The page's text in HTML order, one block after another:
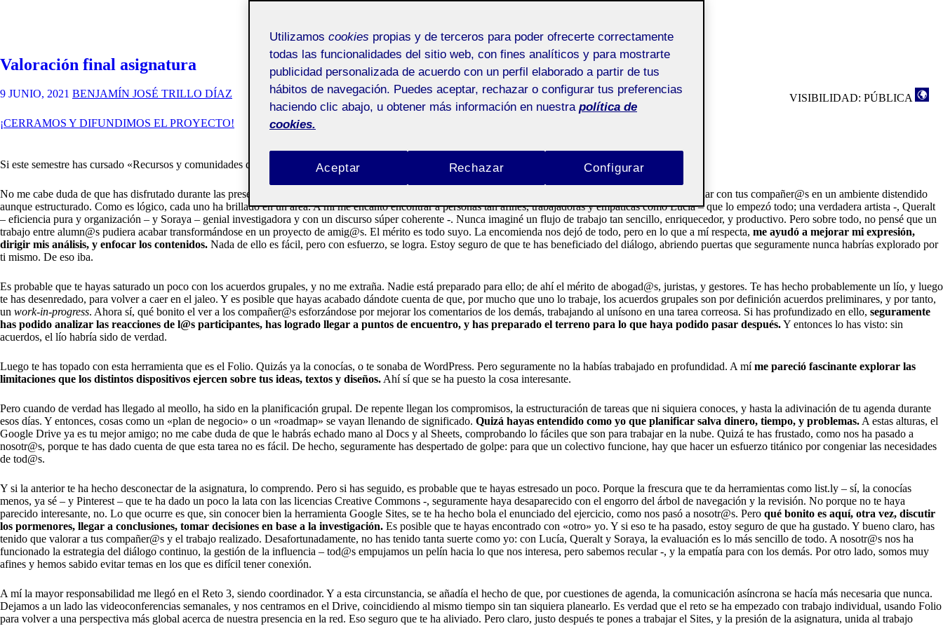
Valoración final asignatura
9 JUNIO, 2021 BENJAMÍN JOSÉ TRILLO DÍAZ VISIBILIDAD: PÚBLICA
¡CERRAMOS Y DIFUNDIMOS EL PROYECTO!
Si este semestre has cursado «Recursos y comunidades digitales» como yo, estoy seguro de que has pasado por muchas emociones diferentes.
No me cabe duda de que has disfrutado durante las presentaciones, el debate y la creación de grupos. Al fin y al cabo, se te pedía ser tú, y simplemente interactuar con tus compañer@s en un ambiente distendido
aunque estructurado. Como es lógico, cada uno ha brillado en un área. A mí me encantó encontrar a personas tan afines, trabajadoras y empáticas como Lucía – que lo empezó todo; una verdadera artista -, Queralt
– eficiencia pura y organización – y Soraya – genial investigadora y con un discurso súper coherente -. Nunca imaginé un flujo de trabajo tan sencillo, enriquecedor, y productivo. Pero sobre todo, no pensé que un
trabajo entre alumn@s pudiera acabar transformándose en un proyecto de amig@s. El mérito es todo suyo. La encomienda nos dejó de todo, pero en lo que a mí respecta, me ayudó a mejorar mi expresión,
dirigir mis análisis, y enfocar los contenidos. Nada de ello es fácil, pero con esfuerzo, se logra. Estoy seguro de que te has beneficiado del diálogo, abriendo puertas que seguramente nunca habrías explorado por
ti mismo. De eso iba.
Es probable que te hayas saturado un poco con los acuerdos grupales, y no me extraña. Nadie está preparado para ello; de ahí el mérito de abogad@s, juristas, y gestores. Te has hecho probablemente un lío, y luego
te has desenredado, para volver a caer en el jaleo. Y es posible que hayas acabado dándote cuenta de que, por mucho que uno lo trabaje, los acuerdos grupales son por definición acuerdos preliminares, y por tanto,
un work-in-progress. Ahora sí, qué bonito el ver a los compañer@s esforzándose por mejorar los comentarios de los demás, trabajando al unísono en una tarea correosa. Si has profundizado en ello, seguramente
has podido analizar las reacciones de l@s participantes, has logrado llegar a puntos de encuentro, y has preparado el terreno para lo que haya podido pasar después.Y entonces lo has visto: sin
acuerdos, el lío habría sido de verdad.
Luego te has topado con esta herramienta que es el Folio. Quizás ya la conocías, o te sonaba de WordPress. Pero seguramente no la habías trabajado en profundidad. A míme pareció fascinante explorar las
limitaciones que los distintos dispositivos ejercen sobre tus ideas, textos y diseños. Ahí sí que se ha puesto la cosa interesante.
Pero cuando de verdad has llegado al meollo, ha sido en la planificación grupal. De repente llegan los compromisos, la estructuración de tareas que ni siquiera conoces, y hasta la adivinación de tu agenda durante
esos días. Y entonces, cosas como un «plan de negocio» o un «roadmap» se vayan llenando de significado. Quizá hayas entendido como yo que planificar salva dinero, tiempo, y problemas. A estas alturas, el
Google Drive ya es tu mejor amigo; no me cabe duda de que le habrás echado mano al Docs y al Sheets, comprobando lo fáciles que son para trabajar en la nube. Quizá te has frustado, como nos ha pasado a
nosotr@s, porque te has dado cuenta de que esta tarea no es fácil. De hecho, seguramente has despertado de golpe: para que un colectivo funcione, hay que hacer un esfuerzo titánico por congeniar las necesidades
de tod@s.
Y si la anterior te ha hecho desconectar de la asignatura, lo comprendo. Pero si has seguido, es probable que te hayas estresado un poco. Porque la frescura que te da herramientas como list.ly – sí, la conocías
menos, ya sé – y Pinterest – que te ha dado un poco la lata con las licencias Creative Commons -, seguramente haya desaparecido con el engorro del árbol de navegación y la revisión. No porque no te haya
parecido interesante, no. Lo que ocurre es que, sin conocer bien la herramienta Google Sites, se te ha hecho bola el enunciado del ejercicio, como nos pasó a nosotr@s. Pero qué bonito es aquí, otra vez, discutir
los pormenores, llegar a conclusiones, tomar decisiones en base a la investigación. Es posible que te hayas encontrado con «otro» yo. Y si eso te ha pasado, estoy seguro de que ha gustado. Y bueno claro, has
tenido que valorar a tus compañer@s y el trabajo realizado. Desafortunadamente, no has tenido tanta suerte como yo: con Lucía, Queralt y Soraya, la evaluación es lo más sencillo de todo. A nosotr@s nos ha
funcionado la estrategia del diálogo continuo, la gestión de la influencia – tod@s empujamos un pelín hacia lo que nos interesa, pero sabemos recular -, y la empatía para con los demás. Por otro lado, somos muy
afines y hemos sabido evitar temas en los que es difícil tener conexión.
A mí la mayor responsabilidad me llegó en el Reto 3, siendo coordinador. Y a esta circunstancia, se añadía el hecho de que, por cuestiones de agenda, la comunicación asíncrona se hacía más necesaria que nunca.
Dejamos a un lado las videoconferencias semanales, y nos centramos en el Drive, coincidiendo al mismo tiempo sin tan siquiera planearlo. Es verdad que el reto se ha empezado con trabajo individual, usando Folio
para volver a una perspectiva más global acerca de nuestra presencia en la red. Eso seguro que te ha aliviado. Pero claro, justo después te pones a trabajar el Sites, y la presión de la asignatura, unida al trabajo
Utilizamos cookies propias y de terceros para poder ofrecerte correctamente
todas las funcionalidades del sitio web, con fines analíticos y para mostrarte
publicidad personalizada de acuerdo con un perfil elaborado a partir de tus
hábitos de navegación. Puedes aceptar, rechazar o configurar tus preferencias
haciendo clic abajo, u obtener más información en nuestra política de
cookies.
Rechazar
Aceptar Configurar